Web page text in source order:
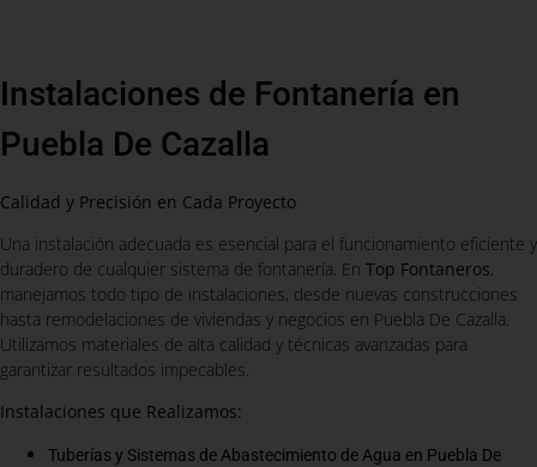
Instalaciones de Fontanería en
Puebla De Cazalla
Calidad y Precisión en Cada Proyecto
Una instalación adecuada es esencial para el funcionamiento eficiente y
duradero de cualquier sistema de fontanería. En Top Fontaneros,
manejamos todo tipo de instalaciones, desde nuevas construcciones
hasta remodelaciones de viviendas y negocios en Puebla De Cazalla.
Utilizamos materiales de alta calidad y técnicas avanzadas para
garantizar resultados impecables.
Instalaciones que Realizamos:
Tuberías y Sistemas de Abastecimiento de Agua en Puebla De